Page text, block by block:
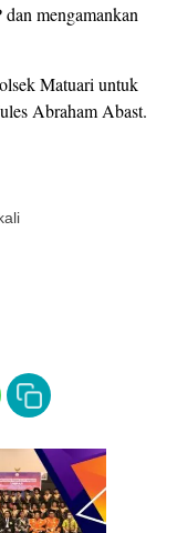
mengamankan
Matuari untuk
Abraham Abast.